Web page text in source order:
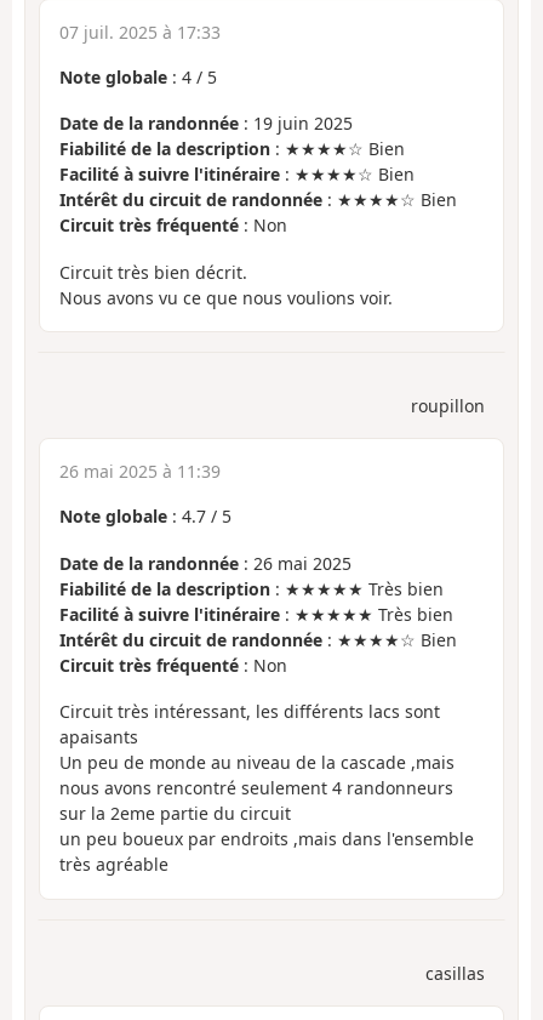
07 juil. 2025 à 17:33
Note globale : 4 / 5
Date de la randonnée : 19 juin 2025
Fiabilité de la description : ★★★★☆ Bien
Facilité à suivre l'itinéraire : ★★★★☆ Bien
Intérêt du circuit de randonnée : ★★★★☆ Bien
Circuit très fréquenté : Non
Circuit très bien décrit.
Nous avons vu ce que nous voulions voir.
roupillon
26 mai 2025 à 11:39
Note globale : 4.7 / 5
Date de la randonnée : 26 mai 2025
Fiabilité de la description : ★★★★★ Très bien
Facilité à suivre l'itinéraire : ★★★★★ Très bien
Intérêt du circuit de randonnée : ★★★★☆ Bien
Circuit très fréquenté : Non
Circuit très intéressant, les différents lacs sont
apaisants
Un peu de monde au niveau de la cascade ,mais
nous avons rencontré seulement 4 randonneurs
sur la 2eme partie du circuit
un peu boueux par endroits ,mais dans l'ensemble
très agréable
casillas